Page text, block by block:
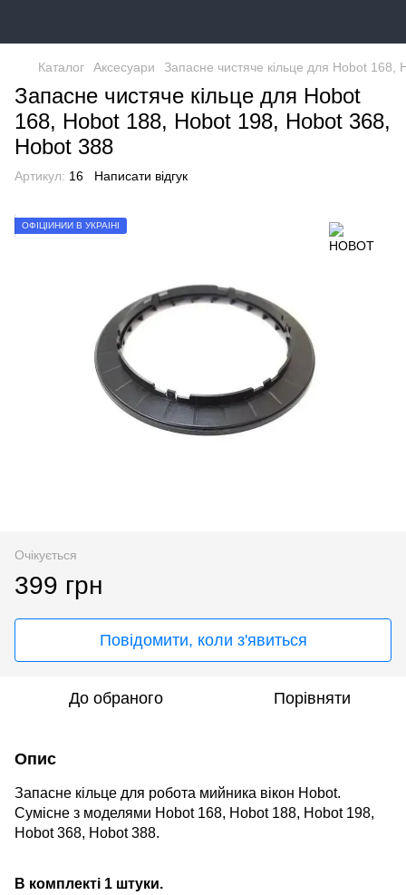
Каталог Аксесуари Запасне чистяче кільце для Hobot
Запасне чистяче кільце для Hobot
168, Hobot 188, Hobot 198, Hobot 368,
Hobot 388
Артикул: 16 Написати відгук
ОФІЦІЙНИЙ В УКРАЇНІ
Очікується
399 грн
Повідомити, коли з'явиться
До обраного Порівняти
Опис
Запасне кільце для робота мийника вікон Hobot.
Сумісне з моделями Hobot 168, Hobot 188, Hobot 198,
Hobot 368, Hobot 388.
В комплекті 1 штуки.